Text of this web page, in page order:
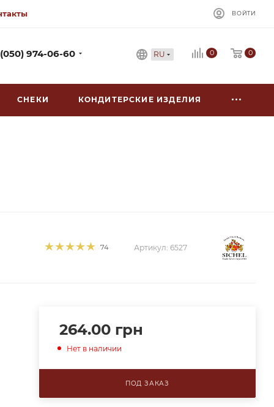
ВОЙТИ
974-06-60 RU 0 0
СНЕКИ КОНДИТЕРСКИЕ ИЗДЕЛИЯ
74 Артикул: 6527
264.00грн
Нет в наличии
ПОД ЗАКАЗ